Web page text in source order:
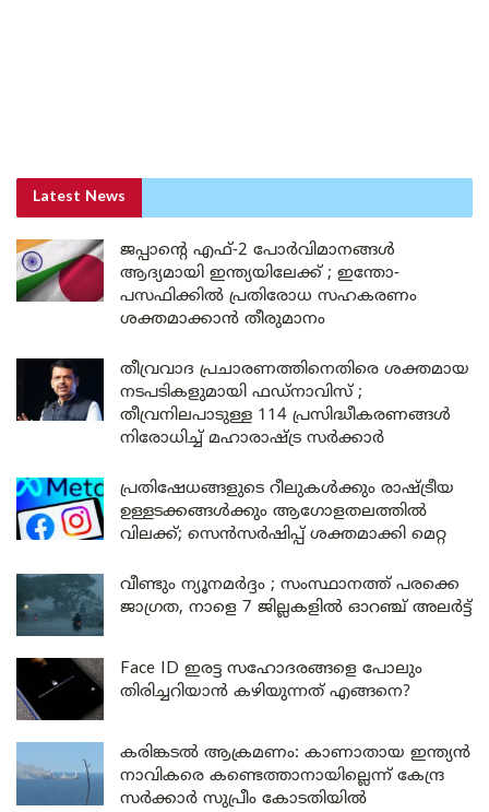
Latest News
ജപ്പാന്റെ എഫ്-2 പോർവിമാനങ്ങൾ
ആദ്യമായി ഇന്ത്യയിലേക്ക് ; ഇന്തോ-
പസഫിക്കിൽ പ്രതിരോധ സഹകരണം
ശക്തമാക്കാൻ തീരുമാനം
തീവ്രവാദ പ്രചാരണത്തിനെതിരെ ശക്തമായ
നടപടികളുമായി ഫഡ്നാവിസ് ;
തീവ്രനിലപാടുള്ള 114 പ്രസിദ്ധീകരണങ്ങൾ
നിരോധിച്ച് മഹാരാഷ്ട്ര സർക്കാർ
പ്രതിഷേധങ്ങളുടെ റീലുകൾക്കും രാഷ്ട്രീയ
ഉള്ളടക്കങ്ങൾക്കും ആഗോളതലത്തിൽ
വിലക്ക്; സെൻസർഷിപ്പ് ശക്തമാക്കി മെറ്റ
വീണ്ടും ന്യൂനമർദ്ദം ; സംസ്ഥാനത്ത് പരക്കെ
ജാഗ്രത, നാളെ 7 ജില്ലകളിൽ ഓറഞ്ച് അലർട്ട്
Face ID ഇരട്ട സഹോദരങ്ങളെ പോലും
തിരിച്ചറിയാൻ കഴിയുന്നത് എങ്ങനെ?
കരിങ്കടൽ ആക്രമണം: കാണാതായ ഇന്ത്യൻ
നാവികരെ കണ്ടെത്താനായില്ലെന്ന് കേന്ദ്ര
സർക്കാർ സുപ്രീം കോടതിയിൽ